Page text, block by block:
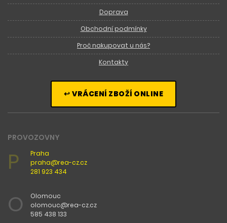
Doprava
Obchodní podmínky
Proč nakupovat u nás?
Kontakty
↩ VRÁCENÍ ZBOŽÍ ONLINE
PROVOZOVNY
P
Praha
praha@rea-cz.cz
281 923 434
O
Olomouc
olomouc@rea-cz.cz
585 438 133